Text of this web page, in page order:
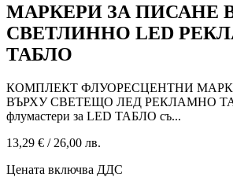
МАРКЕРИ ЗА ПИСАНЕ
СВЕТЛИННО LED
ТАБЛО
КОМПЛЕКТ ФЛУОРЕСЦЕНТНИ
ВЪРХУ СВЕТЕЩО ЛЕД РЕКЛАМНО
флумастери за LED ТАБЛО съ...
13,29 € / 26,00 лв.
Цената включва ДДС